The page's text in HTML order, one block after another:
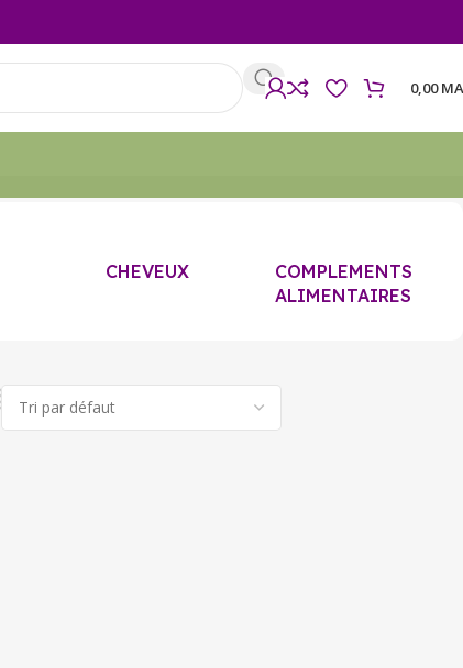
0,00
CHEVEUX
COMPLEMENTS
ALIMENTAIRES